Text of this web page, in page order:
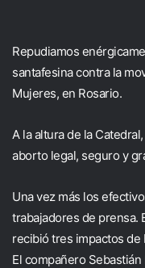
Repudiamos
santafesina contra la
Mujeres, en Rosario.
A la altura de la
aborto legal, seguro y
Una vez más los
trabajadores de prensa.
recibió tres impactos de
El compañero